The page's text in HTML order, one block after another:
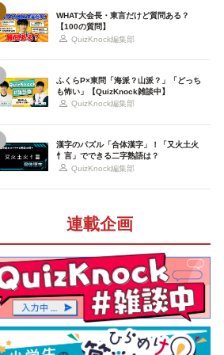
WHAT大会長・東言だけど質問ある？
【100の質問】
QuizKnock編集部
ふくらP×東問「海派？山派？」「どっち
も怖い」【QuizKnock雑談中】
QuizKnock編集部
漢字のパズル「合体漢字」！「又火土火
忄言」でできる二字熟語は？
QuizKnock編集部
連載企画